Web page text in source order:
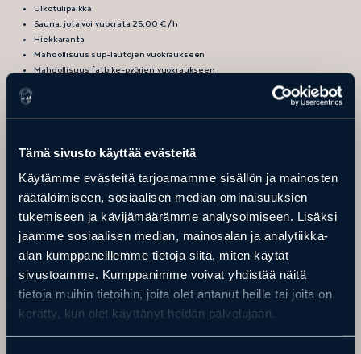
Tämä sivusto käyttää evästeitä
Käytämme evästeitä tarjoamamme sisällön ja mainosten
räätälöimiseen, sosiaalisen median ominaisuuksien
tukemiseen ja kävijämäärämme analysoimiseen. Lisäksi
jaamme sosiaalisen median, mainosalan ja analytiikka-
alan kumppaneillemme tietoja siitä, miten käytät
sivustoamme. Kumppanimme voivat yhdistää näitä
tietoja muihin tietoihin, joita olet antanut heille tai joita on
kerätty, kun olet käyttänyt heidän palvelujaan.
Ulkotulipaikka
Sauna, jota voi vuokrata 25,00 €/h
Hiekkaranta
Mahdollisuus sup-lautojen vuokraukseen
Mahdollisuus fatbike-pyörien vuokraukseen
Camping paikoille emme valitettavasti voi ottaa varauksia etukäteen.
sekä mahdollisuus ostaa kahvia, virvokkeita, jäätelöä ja elintarvikkeita.
Leirintäalueen vastaanottorakennuksessa on myös aamiaista tarjolla
päivittäin klo 8.30-10.00. Hinta: aikuiset 13 €, lapset 11 €.
Aamupalavaraukset viimeistään edellisiltana klo 20 mennessä Ranuanjärven
Leirintäalueen vastaanottoon.
YHTEYSTIEDOT